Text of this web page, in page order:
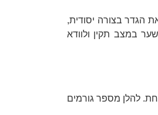
הגדר בצורה יסודית,
במצב תקין ולוודא
להלן מספר גורמים